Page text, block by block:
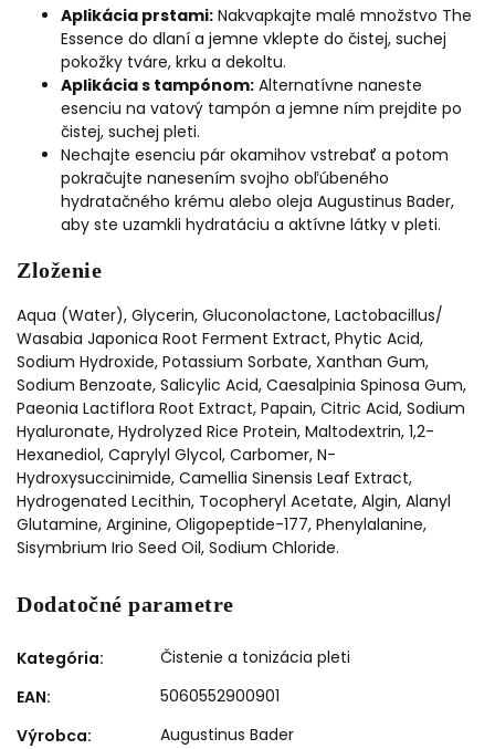
Aplikácia prstami: Nakvapkajte malé množstvo The
Essence do dlaní a jemne vklepte do čistej, suchej
pokožky tváre, krku a dekoltu.
Aplikácia s tampónom: Alternatívne naneste
esenciu na vatový tampón a jemne ním prejdite po
čistej, suchej pleti.
Nechajte esenciu pár okamihov vstrebať a potom
pokračujte nanesením svojho obľúbeného
hydratačného krému alebo oleja Augustinus Bader,
aby ste uzamkli hydratáciu a aktívne látky v pleti.
Zloženie
Aqua (Water), Glycerin, Gluconolactone, Lactobacillus/
Wasabia Japonica Root Ferment Extract, Phytic Acid,
Sodium Hydroxide, Potassium Sorbate, Xanthan Gum,
Sodium Benzoate, Salicylic Acid, Caesalpinia Spinosa Gum,
Paeonia Lactiflora Root Extract, Papain, Citric Acid, Sodium
Hyaluronate, Hydrolyzed Rice Protein, Maltodextrin, 1,2-
Hexanediol, Caprylyl Glycol, Carbomer, N-
Hydroxysuccinimide, Camellia Sinensis Leaf Extract,
Hydrogenated Lecithin, Tocopheryl Acetate, Algin, Alanyl
Glutamine, Arginine, Oligopeptide-177, Phenylalanine,
Sisymbrium Irio Seed Oil, Sodium Chloride.
Dodatočné parametre
Kategória:
Čistenie a tonizácia pleti
EAN:
5060552900901
Výrobca:
Augustinus Bader